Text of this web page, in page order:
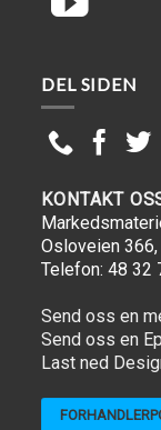
DEL SIDEN
KONTAKT
Osloveien
Telefon: 48 32
Send oss en
Send oss en
Last ned